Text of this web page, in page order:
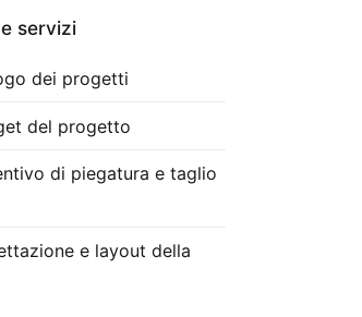
servizi
dei progetti
del progetto
di piegatura e taglio
e layout della